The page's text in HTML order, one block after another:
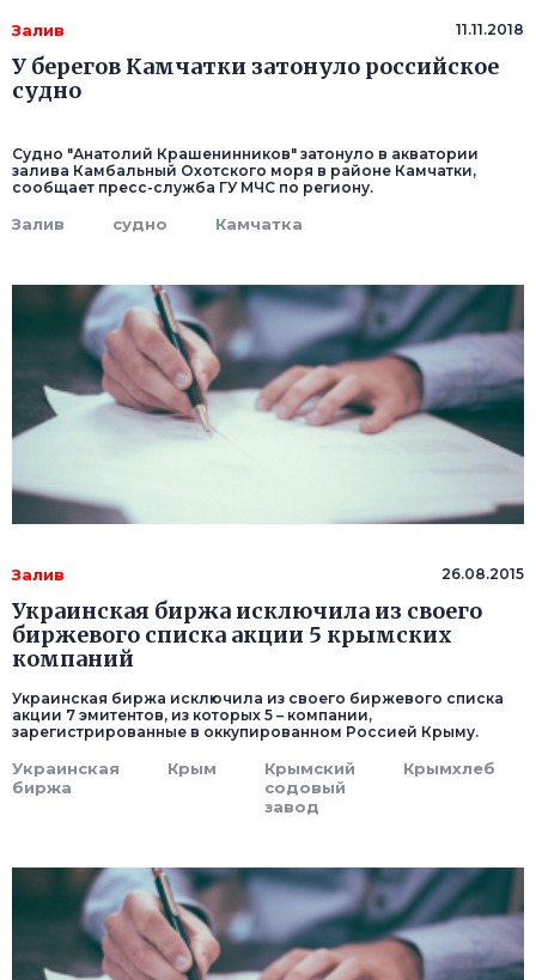
Залив 11.11.2018
У берегов Камчатки затонуло российское
судно
Судно "Анатолий Крашенинников" затонуло в акватории
залива Камбальный Охотского моря в районе Камчатки,
сообщает пресс-служба ГУ МЧС по региону.
Залив судно Камчатка
Залив 26.08.2015
Украинская биржа исключила из своего
биржевого списка акции 5 крымских
компаний
Украинская биржа исключила из своего биржевого списка
акции 7 эмитентов, из которых 5 – компании,
зарегистрированные в оккупированном Россией Крыму.
Украинская
биржа
Крым
Крымский
содовый
завод
Крымхлеб